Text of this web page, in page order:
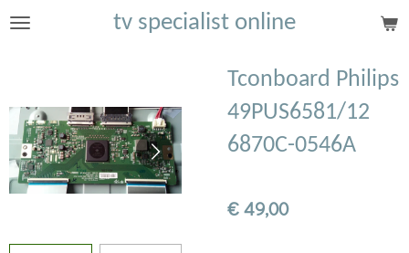
Ga
hoofdinhoud
tv specialist online
Tconboard Philips
49PUS6581/12
6870C-0546A
€ 49,00